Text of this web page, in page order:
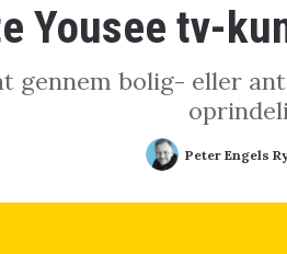
Yousee tv-
gennem bolig- eller
Peter Engels